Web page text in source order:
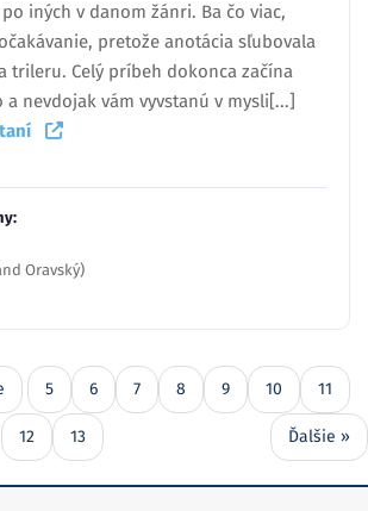
iných v danom žánri. Ba čo viac,
pretože anotácia sľubovala
trileru. Celý príbeh dokonca začína
nevdojak vám vyvstanú v mysli[...]
Oravský)
5 6 7 8 9 10 11
12 13 Ďalšie »